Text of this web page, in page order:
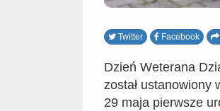
Twitter Facebook
Dzień Weterana
został ustanowiony
29 maja pierwsze